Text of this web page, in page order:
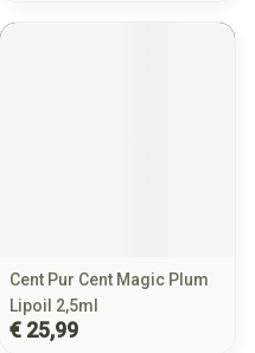
Cent Pur Cent Magic Plum
Lipoil 2,5ml
€ 25,99